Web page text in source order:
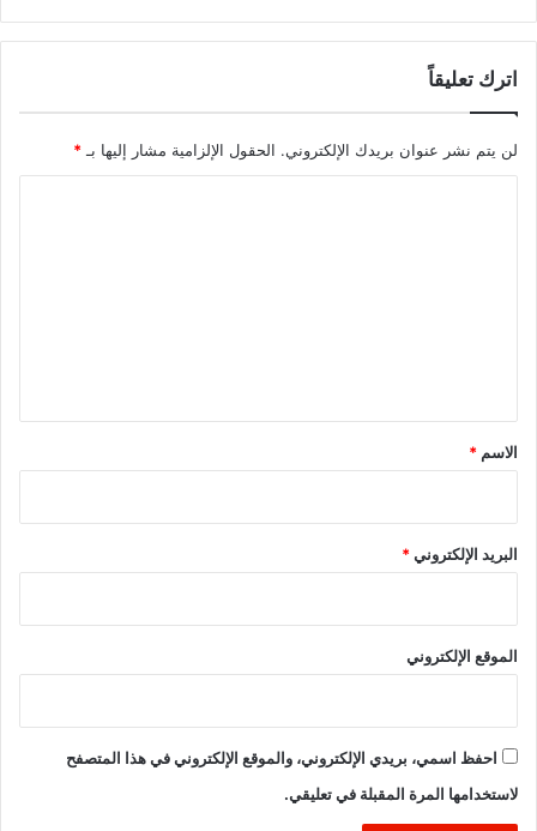
اترك تعليقاً
لن يتم نشر عنوان بريدك الإلكتروني. الحقول الإلزامية مشار إليها بـ *
*
الاسم *
البريد الإلكتروني*
الموقع الإلكتروني
احفظ اسمي، بريدي الإلكتروني، والموقع الإلكتروني في هذا المتصفح
لاستخدامها المرة المقبلة في تعليقي.